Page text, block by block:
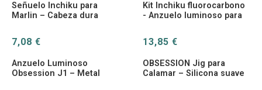
Señuelo Inchiku para
Marlin – Cabeza dura
7,08 €
Kit Inchiku fluorocarbono
- Anzuelo luminoso para
13,85 €
Anzuelo Luminoso
Obsession J1 – Metal
OBSESSION Jig para
Calamar – Silicona suave